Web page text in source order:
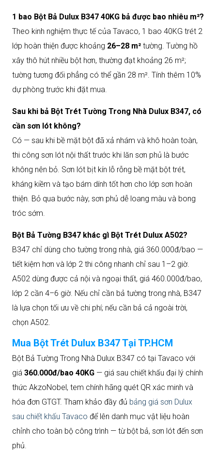
1 bao Bột Bả Dulux B347 40KG bả được bao nhiêu m²?
Theo kinh nghiệm thực tế của Tavaco, 1 bao 40KG trét 2
lớp hoàn thiện được khoảng 26–28 m² tường. Tường hồ
xây thô hút nhiều bột hơn, thường đạt khoảng 26 m²;
tường tương đối phẳng có thể gần 28 m². Tính thêm 10%
dự phòng trước khi đặt mua.
Sau khi bả Bột Trét Tường Trong Nhà Dulux B347, có
cần sơn lót không?
Có — sau khi bề mặt bột đã xả nhám và khô hoàn toàn,
thi công sơn lót nội thất trước khi lăn sơn phủ là bước
không nên bỏ. Sơn lót bịt kín lỗ rỗng bề mặt bột trét,
kháng kiềm và tạo bám dính tốt hơn cho lớp sơn hoàn
thiện. Bỏ qua bước này, sơn phủ dễ loang màu và bong
tróc sớm.
Bột Bả Tường B347 khác gì Bột Trét Dulux A502?
B347 chỉ dùng cho tường trong nhà, giá 360.000đ/bao —
tiết kiệm hơn và lớp 2 thi công nhanh chỉ sau 1–2 giờ.
A502 dùng được cả nội và ngoại thất, giá 460.000đ/bao,
lớp 2 cần 4–6 giờ. Nếu chỉ cần bả tường trong nhà, B347
là lựa chọn tối ưu về chi phí; nếu cần bả cả ngoài trời,
chọn A502.
Mua Bột Trét Dulux B347 Tại TP.HCM
Bột Bả Tường Trong Nhà Dulux B347 có tại Tavaco với
giá 360.000đ/bao 40KG — giá sau chiết khấu đại lý chính
thức AkzoNobel, tem chính hãng quét QR xác minh và
hóa đơn GTGT. Tham khảo đầy đủ bảng giá sơn Dulux
sau chiết khấu Tavaco để lên danh mục vật liệu hoàn
chỉnh cho toàn bộ công trình — từ bột bả, sơn lót đến sơn
phủ.